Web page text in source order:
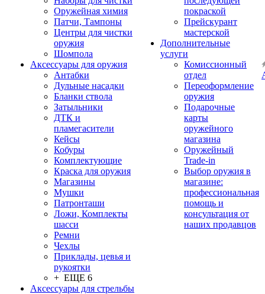
Оружейная химия
Патчи, Тампоны
Центры для чистки
оружия
Шомпола
Аксессуары для оружия
Антабки
Дульные насадки
Бланки ствола
Затыльники
ДТК и
пламегасители
Кейсы
Кобуры
Комплектующие
Краска для оружия
Магазины
Мушки
Патронташи
Ложи, Комплекты
шасси
Ремни
Чехлы
Приклады, цевья и
рукоятки
+ ЕЩЕ 6
Аксессуары для стрельбы
покраской
Прейскурант
мастерской
Дополнительные
услуги
Комиссионный
отдел
Переоформление
оружия
Подарочные
карты
оружейного
магазина
Оружейный
Trade-in
Выбор оружия в
магазине:
профессиональная
помощь и
консультация от
наших продавцов